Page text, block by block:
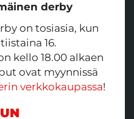
derby
on tosiasia, kun
16.
kello 18.00 alkaen
ovat myynnissä
verkkokaupassa!